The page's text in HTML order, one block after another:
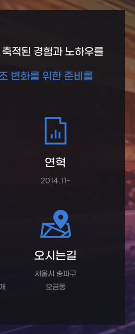
적된 경험과 노하우를
변화를 위한 준비를
연혁
2014.11~
오시는길
서울시 송파구
오금동